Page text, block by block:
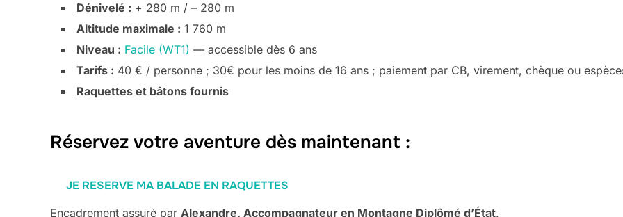
Dénivelé : + 280 m / – 280 m
Altitude maximale : 1 760 m
Niveau : Facile (WT1) — accessible dès 6 ans
Tarifs : 40 € / personne ; 30€ pour les moins de 16 ans ; paiement par CB, virement, chèque ou
Raquettes et bâtons fournis
Réservez votre aventure dès maintenant :
JE RESERVE MA BALADE EN RAQUETTES
Encadrement assuré par Alexandre, Accompagnateur en Montagne Diplômé d’État.